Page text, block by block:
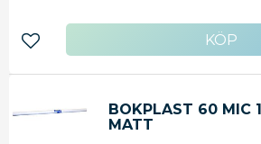
Lägg till i favoriter
BOKPLAST 60 MIC
MATT